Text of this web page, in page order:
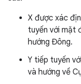
X được xác
tuyến với mặt
hướng Đông.
Y tiếp tuyến
và hướng về